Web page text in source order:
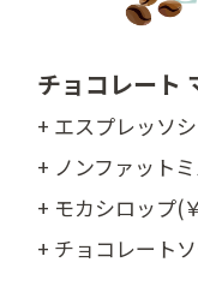
チョコレート
+ エスプレッソ
+ ノンファット
+ モカシロップ(
+ チョコレート